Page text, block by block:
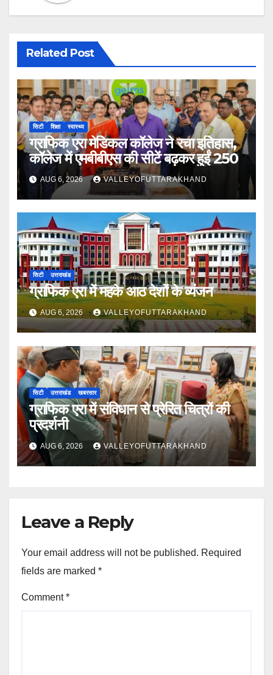
Related Post
सिटी शिक्षा स्वास्थ्य
ग्राफिक एरा मेडिकल कॉलेज ने रचा इतिहास,
कॉलेज में एमबीबीएस की सीटें बढ़कर हुईं 250
AUG 6, 2026 VALLEYOFUTTARAKHAND
सिटी उत्तराखंड
ग्राफिक एरा में महके आठ देशों के व्यंजन
AUG 6, 2026 VALLEYOFUTTARAKHAND
सिटी उत्तराखंड खबरसार
ग्राफिक एरा में संविधान से प्रेरित चित्रों की
प्रदर्शनी
AUG 6, 2026 VALLEYOFUTTARAKHAND
Leave a Reply
Your email address will not be published. Required
fields are marked *
Comment*